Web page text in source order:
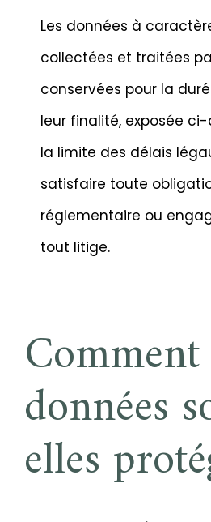
Les données à
collectées et traitées
conservées pour la
leur finalité, exposée
la limite des délais
satisfaire toute
réglementaire ou
tout litige.
données
elles